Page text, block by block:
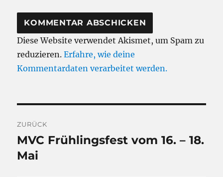
Diese Website verwendet Akismet, um Spam zu
reduzieren.Erfahre, wie deine
Kommentardaten verarbeitet werden.
ZURÜCK
Vorheriger
Beitrag:
MVC Frühlingsfest vom 16. – 18.
Mai